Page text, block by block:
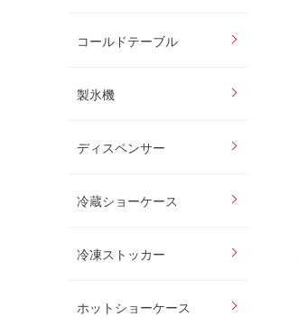
コールドテーブル
製氷機
ディスペンサー
冷蔵ショーケース
冷凍ストッカー
ホットショーケース